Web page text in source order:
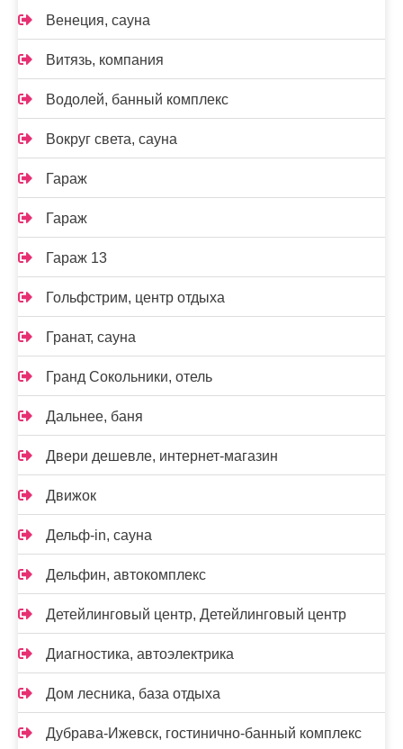
Венеция, сауна
Витязь, компания
Водолей, банный комплекс
Вокруг света, сауна
Гараж
Гараж
Гараж 13
Гольфстрим, центр отдыха
Гранат, сауна
Гранд Сокольники, отель
Дальнее, баня
Двери дешевле, интернет-магазин
Движок
Дельф-in, сауна
Дельфин, автокомплекс
Детейлинговый центр, Детейлинговый центр
Диагностика, автоэлектрика
Дом лесника, база отдыха
Дубрава-Ижевск, гостинично-банный комплекс